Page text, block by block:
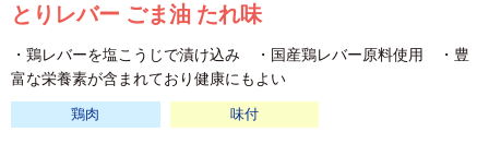
とりレバー ごま油 たれ味
・鶏レバーを塩こうじで漬け込み ・国産鶏レバー原料使用 ・豊
富な栄養素が含まれており健康にもよい
鶏肉 味付